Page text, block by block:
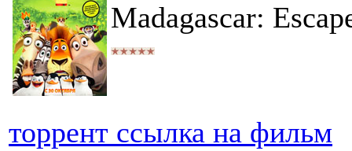
Madagascar:
торрент ссылка на фильм